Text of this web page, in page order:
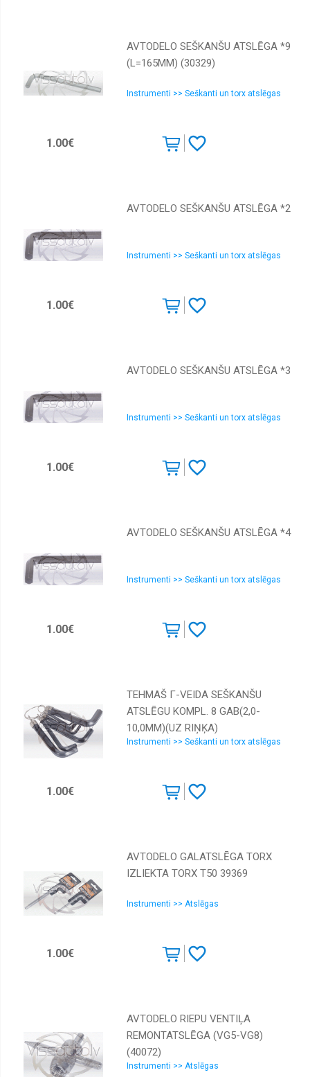
AVTODELO SEŠKANŠU ATSLĒGA *9
(L=165MM) (30329)
Instrumenti >> Seškanti un torx atslēgas
1.00€
AVTODELO SEŠKANŠU ATSLĒGA *2
Instrumenti >> Seškanti un torx atslēgas
1.00€
AVTODELO SEŠKANŠU ATSLĒGA *3
Instrumenti >> Seškanti un torx atslēgas
1.00€
AVTODELO SEŠKANŠU ATSLĒGA *4
Instrumenti >> Seškanti un torx atslēgas
1.00€
TEHMAŠ Г-VEIDA SEŠKANŠU
ATSLĒGU KOMPL. 8 GAB(2,0-
10,0MM)(UZ RIŅĶA)
Instrumenti >> Seškanti un torx atslēgas
1.00€
AVTODELO GALATSLĒGA TORX
IZLIEKTA TORX Т50 39369
Instrumenti >> Atslēgas
1.00€
AVTODELO RIEPU VENTIĻA
REMONTATSLĒGA (VG5-VG8)
(40072)
Instrumenti >> Atslēgas